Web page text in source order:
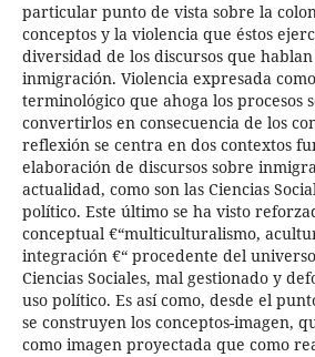
particular punto de vista sobre la
conceptos y la violencia que éstos
diversidad de los discursos que
inmigración. Violencia expresada
terminológico que ahoga los procesos
convertirlos en consecuencia de los
reflexión se centra en dos contextos
elaboración de discursos sobre
actualidad, como son las Ciencias
político. Este último se ha visto
conceptual €“multiculturalismo,
integración €“ procedente del
Ciencias Sociales, mal gestionado y
uso político. Es así como, desde el
se construyen los conceptos-imagen,
como imagen proyectada que como